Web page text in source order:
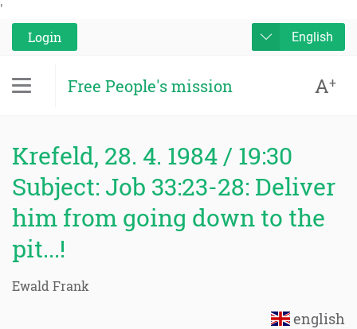
'
Login
English
Free People's mission A+
Krefeld, 28. 4. 1984 / 19:30
Subject: Job 33:23-28: Deliver
him from going down to the
pit...!
Ewald Frank
english